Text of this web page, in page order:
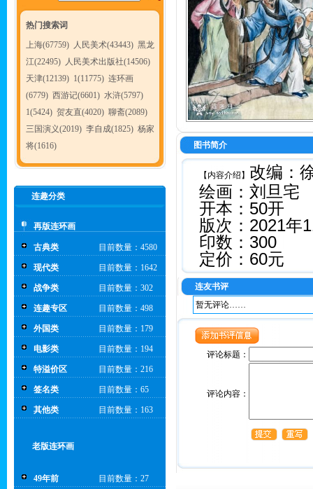
热门搜索词
上海(67759) 人民美术(43443) 黑龙
江(22495) 人民美术出版社(14506)
天津(12139) 1(11775) 连环画
(6779) 西游记(6601) 水浒(5797)
1(5424) 贺友直(4020) 聊斋(2089)
三国演义(2019) 李自成(1825) 杨家
将(1616)
连趣分类
再版连环画
古典类 目前数量：4580
现代类 目前数量：1642
战争类 目前数量：302
连趣专区 目前数量：498
外国类 目前数量：179
电影类 目前数量：194
特溢价区 目前数量：216
签名类 目前数量：65
其他类 目前数量：163
老版连环画
49年前 目前数量：27
图书简介
【内容介绍】
改编：
绘画：刘旦宅
开本：50开
版次：2021年
印数：300
定价：60元
连友书评
暂无评论……
评论标题：
评论内容：